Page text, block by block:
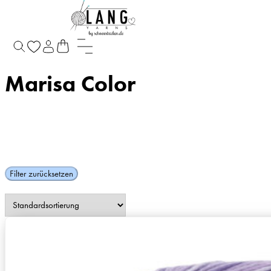
Produkte verschlagwortet mit „Marisa Color“
Marisa Color
Filter zurücksetzen